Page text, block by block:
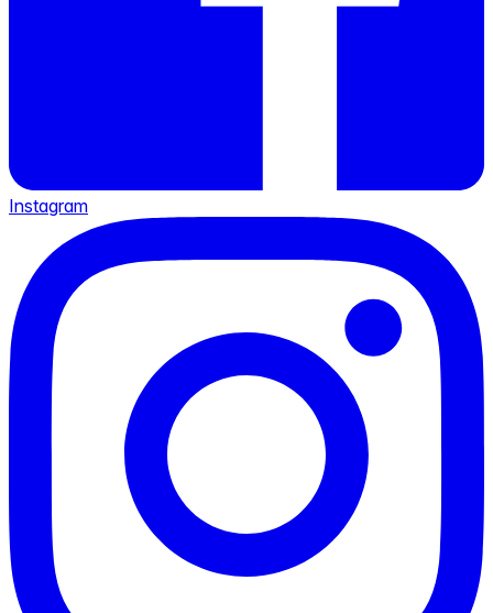
Instagram